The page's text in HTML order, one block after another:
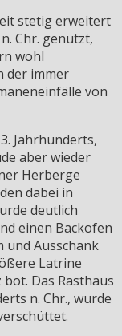
stetig erweitert
Chr. genutzt,
wohl
der immer
von
Jahrhunderts,
aber wieder
Herberge
dabei in
deutlich
einen Backofen
und Ausschank
Latrine
Das Rasthaus
n. Chr., wurde